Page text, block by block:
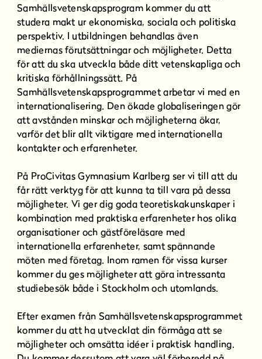
Samhällsvetenskapsprogram kommer du att
studera makt ur ekonomiska, sociala och politiska
perspektiv. I utbildningen behandlas även
mediernas förutsättningar och möjligheter. Detta
för att du ska utveckla både ditt vetenskapliga och
kritiska förhållningssätt. På
Samhällsvetenskapsprogrammet arbetar vi med en
internationalisering. Den ökade globaliseringen gör
att avstånden minskar och möjligheterna ökar,
varför det blir allt viktigare med internationella
kontakter och erfarenheter.
På ProCivitas Gymnasium Karlberg ser vi till att du
får rätt verktyg för att kunna ta till vara på dessa
möjligheter. Vi ger dig goda teoretiskakunskaper i
kombination med praktiska erfarenheter hos olika
organisationer och gästföreläsare med
internationella erfarenheter, samt spännande
möten med företag. Inom ramen för vissa kurser
kommer du ges möjligheter att göra intressanta
studiebesök både i Stockholm och utomlands.
Efter examen från Samhällsvetenskapsprogrammet
kommer du att ha utvecklat din förmåga att se
möjligheter och omsätta idéer i praktisk handling.